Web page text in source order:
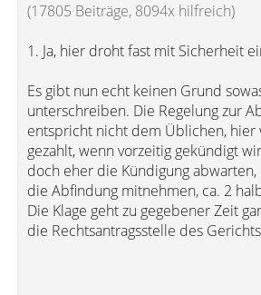
(17805 Beiträge, 8094x hilfreich)
1. Ja, hier droht fast mit Sicherheit
Es gibt nun echt keinen Grund
unterschreiben. Die Regelung zur
entspricht nicht dem Üblichen, hier
gezahlt, wenn vorzeitig gekündigt
doch eher die Kündigung
die Abfindung mitnehmen, ca. 2
Die Klage geht zu gegebener Zeit
die Rechtsantragsstelle des